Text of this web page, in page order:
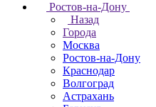
Ростов-на-Дону
Назад
Города
Москва
Ростов-на-Дону
Краснодар
Волгоград
Астрахань